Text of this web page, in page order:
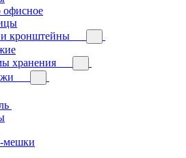
офисное
кронштейны
хранения
мешки